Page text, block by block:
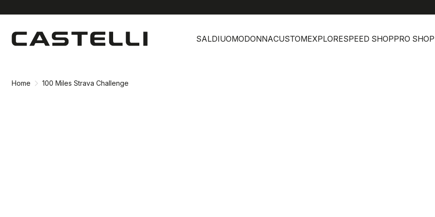
contenuto
navigazione
SALDIUOMODONNACUSTOMEXPLORESPEED SHOPPRO SHOP
Home 100 Miles Strava Challenge